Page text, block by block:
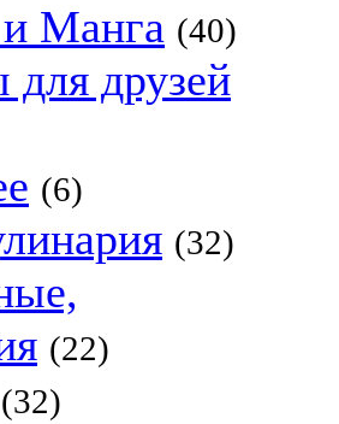
Манга (40)
друзей
(6)
(32)
(22)
(32)